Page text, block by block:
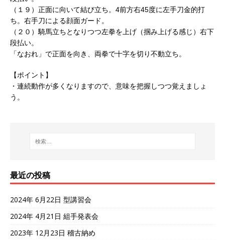
（１９）正面に向いて結び立ち。4前方右45度に左手刀金的打
ち。右手刀による顔面ガード。
（２０）騎馬立ちとなりつつ左拳を上げ（掴み上げる感じ）右下
段払い。
「なおれ」で正面を向き、両拳で十字を切り不動立ち。
【ポイント】
・連続動作が多くなりますので、意味を把握しつつ覚えましょ
う。
最近の投稿
2024年 6月22日 型講習会
2024年 4月21日 組手発表会
2023年 12月23日 稽古納め